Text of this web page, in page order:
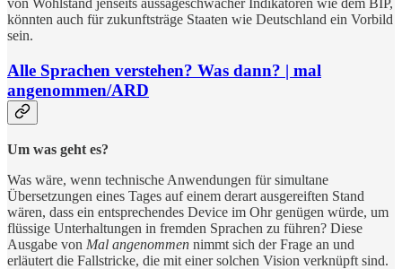
von Wohlstand jenseits aussageschwacher Indikatoren wie dem BIP,
könnten auch für zukunftsträge Staaten wie Deutschland ein Vorbild
sein.
Alle Sprachen verstehen? Was dann? | mal
angenommen/ARD
Um was geht es?
Was wäre, wenn technische Anwendungen für simultane
Übersetzungen eines Tages auf einem derart ausgereiften Stand
wären, dass ein entsprechendes Device im Ohr genügen würde, um
flüssige Unterhaltungen in fremden Sprachen zu führen? Diese
Ausgabe von Mal angenommen nimmt sich der Frage an und
erläutert die Fallstricke, die mit einer solchen Vision verknüpft sind.